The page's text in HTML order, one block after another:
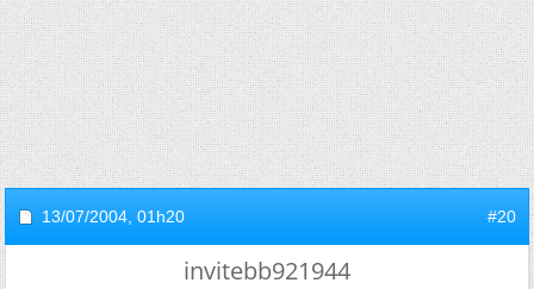
13/07/2004, 01h20 #20
invitebb921944